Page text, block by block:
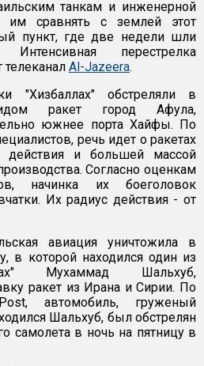
танкам и инженерной
им сравнять с землей этот
пункт, где две недели шли
перестрелка
телеканал Al-Jazeera.
"Хизбаллах" обстреляли в
ракет город Афула,
южнее порта Хайфы. По
речь идет о ракетах
действия и большей массой
Согласно оценкам
начинка их боеголовок
Их радиус действия - от
авиация уничтожила в
которой находился один из
Мухаммад Шальхуб,
ракет из Ирана и Сирии. По
автомобиль, груженый
Шальхуб, был обстрелян
самолета в ночь на пятницу в